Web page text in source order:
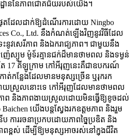
ដ្ឋាននៃភាពជោគជ័យរបស់យើង។
តដែលដាក់ឱ្យដំណើរការដោយ Ningbo
Co., Ltd. នឹងកំណត់ឡើងវិញនូវវិធីដែល
វសេរីភាព និងឯករាជ្យភាព។ ជាមួយនឹង
ម ម៉ូទ័រគ្មានជក់ដ៏មានថាមពល និងទម្ងន់
ែ 17 គីឡូក្រាម កៅអីរុញនេះគឺជាឧបករណ៍
កាត់កន្លែងដែលមានមនុស្សច្រើន ឬរុករក
យស្រួលនោះទេ កៅអីរុញដែលមានថាមពល
ភាព និងភាពងាយស្រួលដោយមិនធ្វើឱ្យខូចដល់
យើងបន្តស្វែងរកឧត្តមភាព និងរួម
ើប ការរចនាប្រកបដោយភាពច្នៃប្រឌិត និង
ាពខ្ពស់ ដើម្បីឱ្យមនុស្សអាចរស់នៅក្នុងជីវិត